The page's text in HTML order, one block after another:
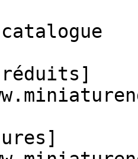
catalogue